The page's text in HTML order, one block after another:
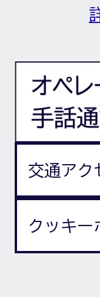
交通アク
クッキー